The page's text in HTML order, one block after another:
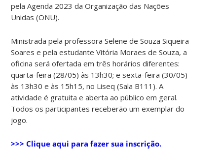
pela Agenda 2023 da Organização das Nações
Unidas (ONU).
Ministrada pela professora Selene de Souza Siqueira
Soares e pela estudante Vitória Moraes de Souza, a
oficina será ofertada em três horários diferentes:
quarta-feira (28/05) às 13h30; e sexta-feira (30/05)
às 13h30 e às 15h15, no Liseq (Sala B111). A
atividade é gratuita e aberta ao público em geral.
Todos os participantes receberão um exemplar do
jogo.
>>> Clique aqui para fazer sua inscrição.